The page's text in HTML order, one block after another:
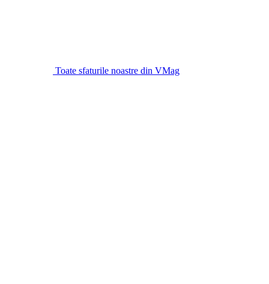
Toate sfaturile noastre din VMag